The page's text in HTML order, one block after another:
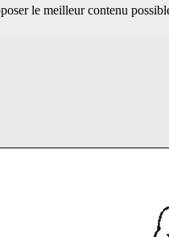
le meilleur contenu